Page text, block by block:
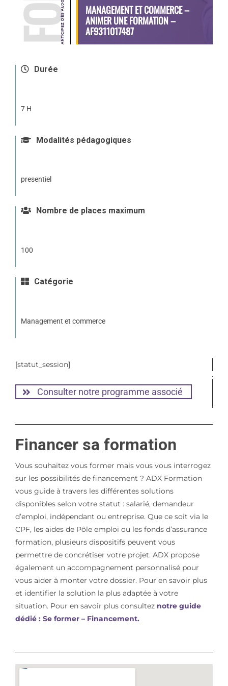
MANAGEMENT ET COMMERCE –
ANIMER UNE FORMATION –
AF9311017487
Durée
7 H
Modalités pédagogiques
presentiel
Nombre de places maximum
100
Catégorie
Management et commerce
[statut_session]
Consulter notre programme associé
Financer sa formation
Vous souhaitez vous former mais vous vous interrogez
sur les possibilités de financement ? ADX Formation
vous guide à travers les différentes solutions
disponibles selon votre statut : salarié, demandeur
d’emploi, indépendant ou entreprise. Que ce soit via le
CPF, les aides de Pôle emploi ou les fonds d’assurance
formation, plusieurs dispositifs peuvent vous
permettre de concrétiser votre projet. ADX propose
également un accompagnement personnalisé pour
vous aider à monter votre dossier. Pour en savoir plus
et identifier la solution la plus adaptée à votre
situation. Pour en savoir plus consulteznotre guide
dédié : Se former – Financement.